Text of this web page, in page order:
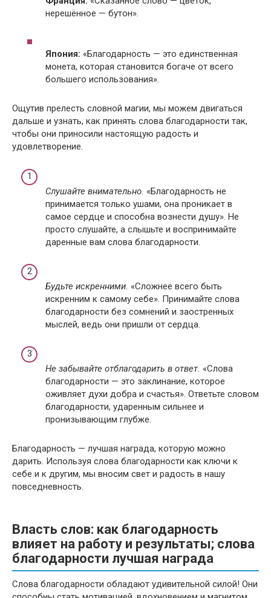
нерешённое — бутон».
Япония: «Благодарность — это единственная
монета, которая становится богаче от всего
большего использования».
Ощутив прелесть словной магии, мы можем двигаться
дальше и узнать, как принять слова благодарности так,
чтобы они приносили настоящую радость и
удовлетворение.
Слушайте внимательно. «Благодарность не
принимается только ушами, она проникает в
самое сердце и способна вознести душу». Не
просто слушайте, а слышьте и воспринимайте
даренные вам слова благодарности.
Будьте искренними. «Сложнее всего быть
искренним к самому себе». Принимайте слова
благодарности без сомнений и заостренных
мыслей, ведь они пришли от сердца.
Не забывайте отблагодарить в ответ. «Слова
благодарности — это заклинание, которое
оживляет духи добра и счастья». Ответьте словом
благодарности, ударенным сильнее и
пронизывающим глубже.
Благодарность — лучшая награда, которую можно
дарить. Используя слова благодарности как ключи к
себе и к другим, мы вносим свет и радость в нашу
повседневность.
Власть слов: как благодарность
влияет на работу и результаты; слова
благодарности лучшая награда
Слова благодарности обладают удивительной силой! Они